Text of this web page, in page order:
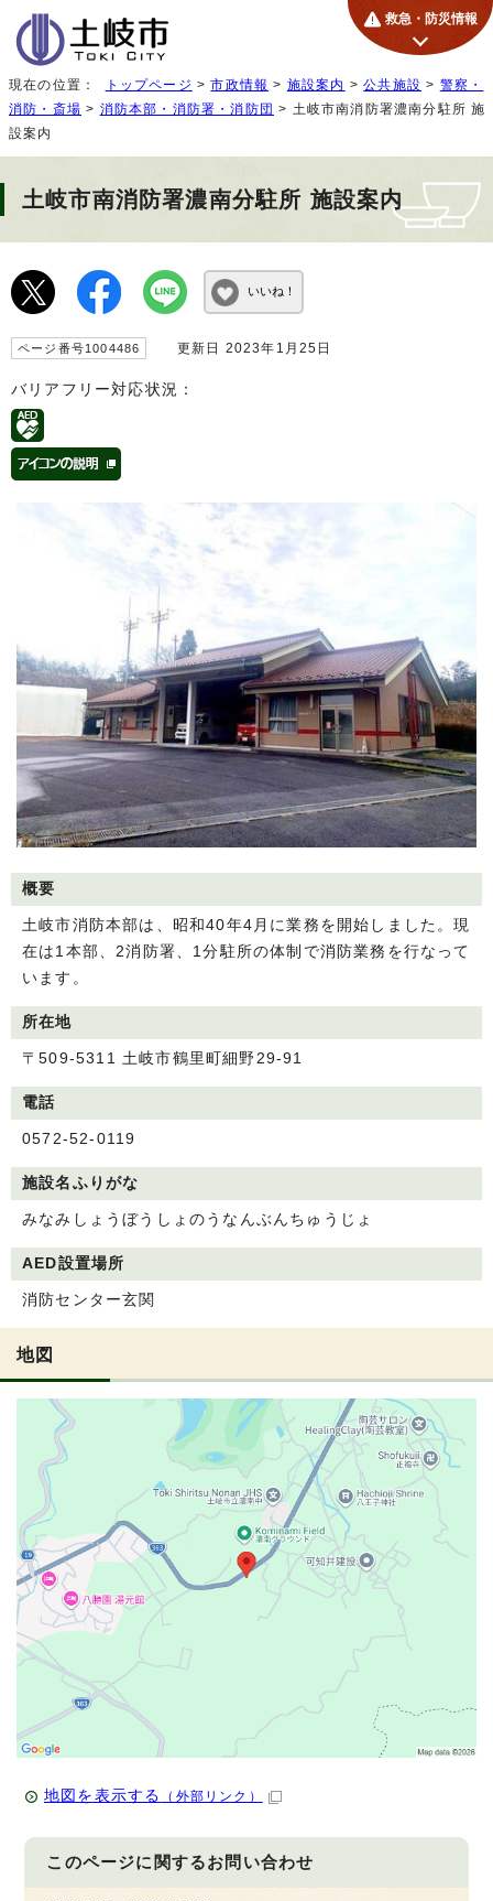
救急・防災情報
現在の位置： トップページ >市政情報 > 施設案内 >公共施設 > 警察・
消防・斎場 > 消防本部・消防署・消防団 > 土岐市南消防署濃南分駐所 施
設案内
土岐市南消防署濃南分駐所 施設案内
いいね！
ページ番号1004486 更新日 2023年1月25日
バリアフリー対応状況：
概要
土岐市消防本部は、昭和40年4月に業務を開始しました。現
在は1本部、2消防署、1分駐所の体制で消防業務を行なって
います。
所在地
〒509-5311 土岐市鶴里町細野29-91
電話
0572-52-0119
施設名ふりがな
みなみしょうぼうしょのうなんぶんちゅうじょ
AED設置場所
消防センター玄関
地図
地図を表示する （外部リンク）
このページに関するお問い合わせ